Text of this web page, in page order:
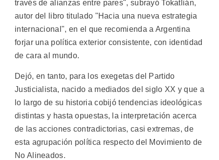
través de alianzas entre pares", subrayó Tokatlián,
autor del libro titulado "Hacia una nueva estrategia
internacional", en el que recomienda a Argentina
forjar una política exterior consistente, con identidad
de cara al mundo.
Dejó, en tanto, para los exegetas del Partido
Justicialista, nacido a mediados del siglo XX y que a
lo largo de su historia cobijó tendencias ideológicas
distintas y hasta opuestas, la interpretación acerca
de las acciones contradictorias, casi extremas, de
esta agrupación política respecto del Movimiento de
No Alineados.